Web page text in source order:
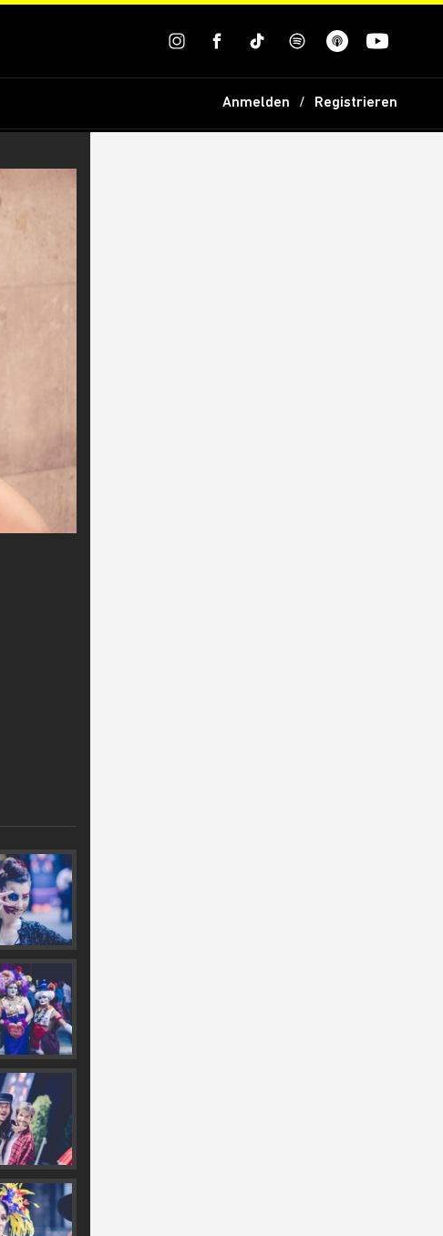
Anmelden Registrieren